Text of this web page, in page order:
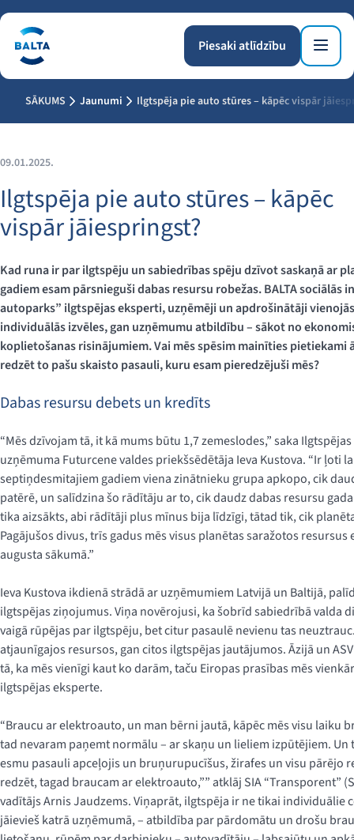
Piesaki atlīdzību
SĀKUMS Jaunumi Ilgtspēja pie auto stūres – kāpēc vispār
09.01.2025.
Ilgtspēja pie auto stūres – kāpēc
vispār jāiespringst?
Kad runa ir par ilgtspēju un sabiedrības spēju dzīvot saskaņā ar
gadiem esam pārsnieguši dabas resursu robežas. BALTA sociālās
autoparks” ilgtspējas eksperti, uzņēmēji un apdrošinātāji
individuālās izvēles, gan uzņēmumu atbildību – sākot no
koplietošanas risinājumiem. Vai mēs spēsim mainīties pietiekami
redzēt to pašu skaisto pasauli, kuru esam pieredzējuši mēs?
Dabas resursu debets un kredīts
“Mēs dzīvojam tā, it kā mums būtu 1,7 zemeslodes,” saka
uzņēmuma Futurcene valdes priekšsēdētāja Ieva Kustova. “Ir ļoti
septiņdesmitajiem gadiem viena zinātnieku grupa apkopo, cik
patērē, un salīdzina šo rādītāju ar to, cik daudz dabas resursu
tika aizsākts, abi rādītāji plus mīnus bija līdzīgi, tātad tik, cik
Pagājušos divus, trīs gadus mēs visus planētas saražotos
augusta sākumā.”
Ieva Kustova ikdienā strādā ar uzņēmumiem Latvijā un Baltijā,
ilgtspējas ziņojumus. Viņa novērojusi, ka šobrīd sabiedrībā valda
vaigā rūpējas par ilgtspēju, bet citur pasaulē nevienu tas
atjaunīgajos resursos, gan citos ilgtspējas jautājumos. Āzijā un
tā, ka mēs vienīgi kaut ko darām, taču Eiropas prasības mēs
ilgtspējas eksperte.
“Braucu ar elektroauto, un man bērni jautā, kāpēc mēs visu laiku
tad nevaram paņemt normālu – ar skaņu un lieliem izpūtējiem. Un
esmu pasauli apceļojis un bruņurupucīšus, žirafes un visu pārējo
redzēt, tagad braucam ar elektroauto,”” atklāj SIA “Transporent”
vadītājs Arnis Jaudzems. Viņaprāt, ilgtspēja ir ne tikai individuālie
jāievieš katrā uzņēmumā, – atbildība par pārdomātu un drošu